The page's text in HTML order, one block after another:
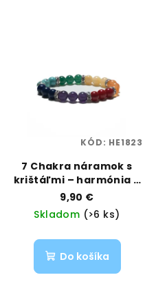
7 Chakra náramok s
krištáľmi – harmónia a
lesk | VAPORAMA
9,90 €
Skladom (>6 ks)
Do košíka
KÓD: HE1823